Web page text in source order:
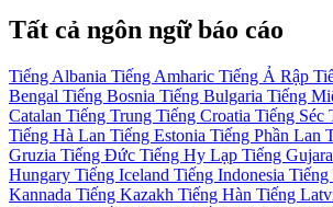
Tất cả ngôn ngữ báo cáo
Tiếng Albania Tiếng Amharic Tiếng Ả Rập
Bengal Tiếng Bosnia Tiếng Bulgaria Tiếng
Catalan Tiếng Trung Tiếng Croatia Tiếng Séc
Tiếng Hà Lan Tiếng Estonia Tiếng Phần Lan
Gruzia Tiếng Đức Tiếng Hy Lạp Tiếng
Hungary Tiếng Iceland Tiếng Indonesia Tiếng
Kannada Tiếng Kazakh Tiếng Hàn Tiếng